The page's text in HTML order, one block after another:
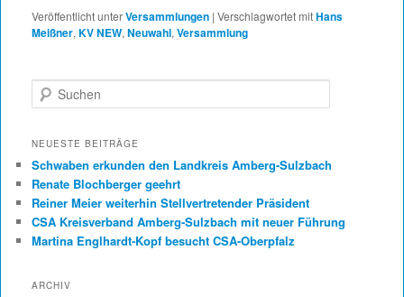
Veröffentlicht unterVersammlungen | Verschlagwortet mitHans
Meißner,KV NEW,Neuwahl,Versammlung
Suchen
NEUESTE BEITRÄGE
Schwaben erkunden den Landkreis Amberg-Sulzbach
Renate Blochberger geehrt
Reiner Meier weiterhin Stellvertretender Präsident
CSA Kreisverband Amberg-Sulzbach mit neuer Führung
Martina Englhardt-Kopf besucht CSA-Oberpfalz
ARCHIV